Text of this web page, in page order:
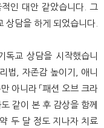
인 대안 같았습니다. 그
상담을 하게 되었습니다.
독교 상담을 시작했습니
법, 자존감 높이기, 애니
아니라 「패션 오브 크라
도 같이 본 후 감상을 함께
두 달 정도 지나자 치료